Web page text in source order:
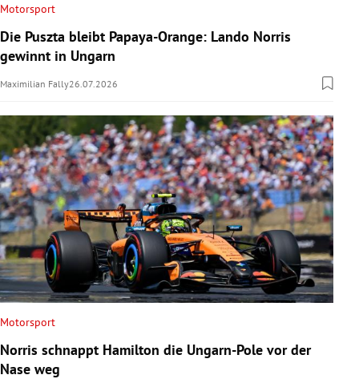
Motorsport
Die Puszta bleibt Papaya-Orange: Lando Norris
gewinnt in Ungarn
Maximilian Fally26.07.2026
Motorsport
Norris schnappt Hamilton die Ungarn-Pole vor der
Nase weg